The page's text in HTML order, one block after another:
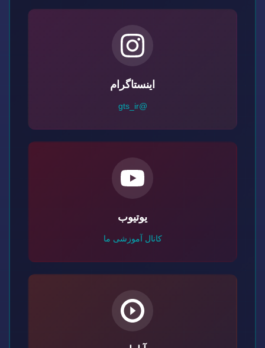
اینستاگرام
@gts_ir
یوتیوب
کانال آموزشی ما